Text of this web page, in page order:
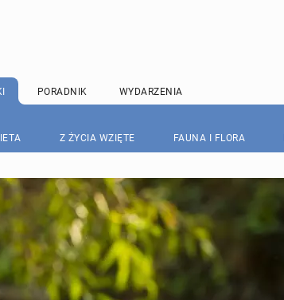
PORADNIK WYDARZENIA
Z ŻYCIA WZIĘTE FAUNA I FLORA